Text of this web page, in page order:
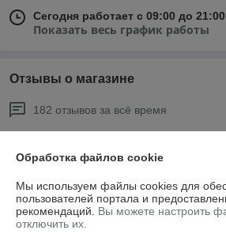
Сегодня работает с 09:00 до 21:00
Показать весь график работы
Отзывы о магазине
182 отзывов за всё время
Светлана
Обработка файлов cookie
Мы используем файлы cookies для
пользователей портала и
рекомендаций. Вы можете настроить
отключить их.